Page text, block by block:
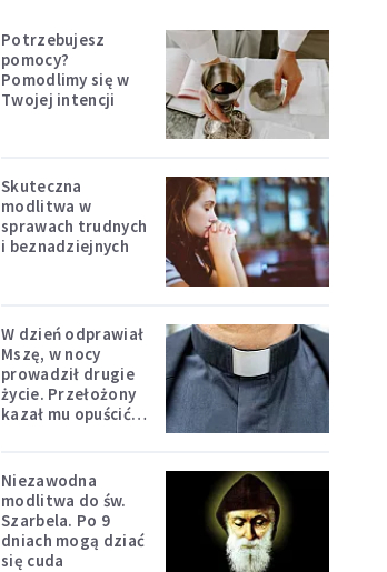
Potrzebujesz
pomocy?
Pomodlimy się w
Twojej intencji
Skuteczna
modlitwa w
sprawach trudnych
i beznadziejnych
W dzień odprawiał
Mszę, w nocy
prowadził drugie
życie. Przełożony
kazał mu opuścić
Niezawodna
modlitwa do św.
Szarbela. Po 9
dniach mogą dziać
się cuda